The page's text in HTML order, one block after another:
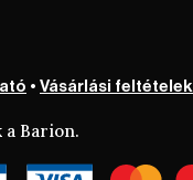
• Vásárlási feltételek
a Barion.